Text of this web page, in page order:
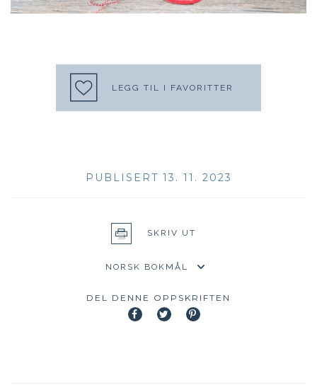
LEGG TIL I FAVORITTER
PUBLISERT 13. 11. 2023
SKRIV UT
DEL DENNE OPPSKRIFTEN